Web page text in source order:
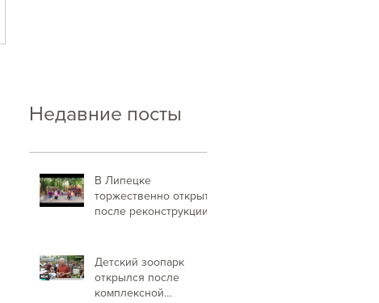
Недавние посты
В Липецке
торжественно открыт
после реконструкции
Детский зоопарк
открылся после
комплексной